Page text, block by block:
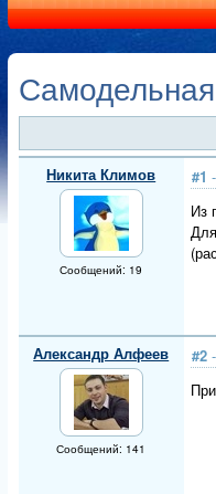
Никита Климов
Сообщений: 19
#1
Из
Александр Алфеев
Сообщений: 141
#2-